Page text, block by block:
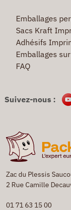
Zac du Plessis
2 Rue Camille
01 71 63 15 00
Emballages
Sacs Kraft
Adhésifs
Emballages
FAQ
Suivez-nous :